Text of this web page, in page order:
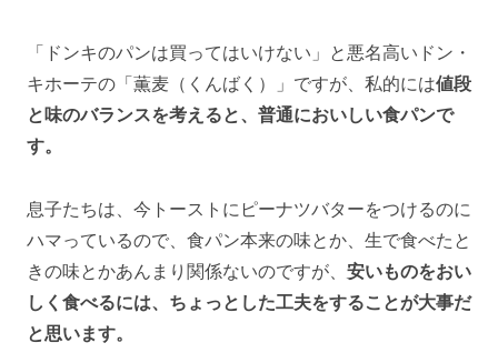
「ドンキのパンは買ってはいけない」と悪名高いドン・
キホーテの「薫麦（くんばく）」ですが、私的には値段
と味のバランスを考えると、普通においしい食パンで
す。
息子たちは、今トーストにピーナツバターをつけるのに
ハマっているので、食パン本来の味とか、生で食べたと
きの味とかあんまり関係ないのですが、 安いものをおい
しく食べるには、ちょっとした工夫をすることが大事だ
と思います。